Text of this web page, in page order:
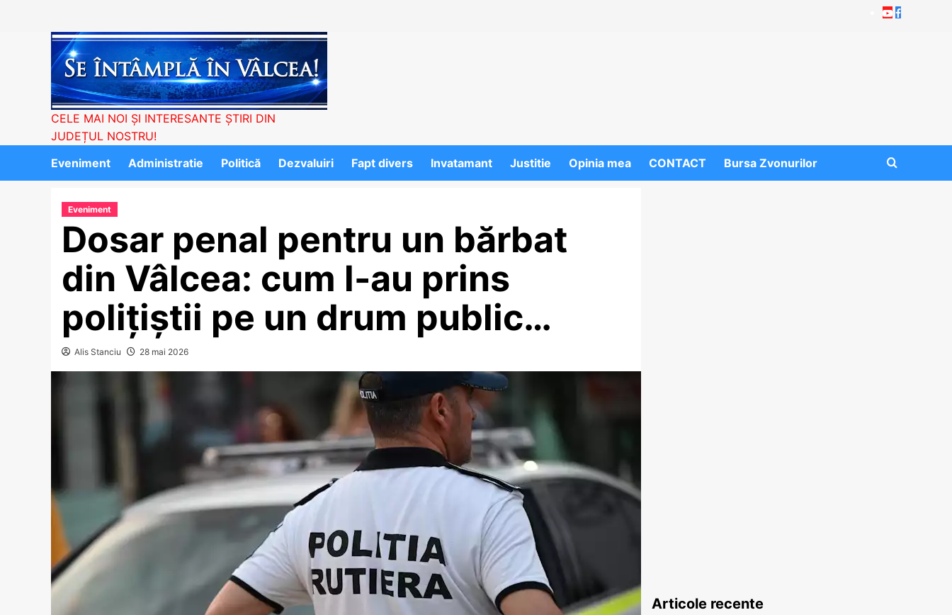
Youtube
Facebook
CELE MAI NOI ȘI INTERESANTE ȘTIRI DIN
JUDEȚUL NOSTRU!
Eveniment
Administratie Politică Dezvaluiri Fapt divers Invatamant Justitie Opinia mea CONTACT Bursa Zvonurilor
Eveniment
Dosar penal pentru un bărbat
din Vâlcea: cum l-au prins
polițiștii pe un drum public…
Alis Stanciu 28 mai 2026
Articole recente